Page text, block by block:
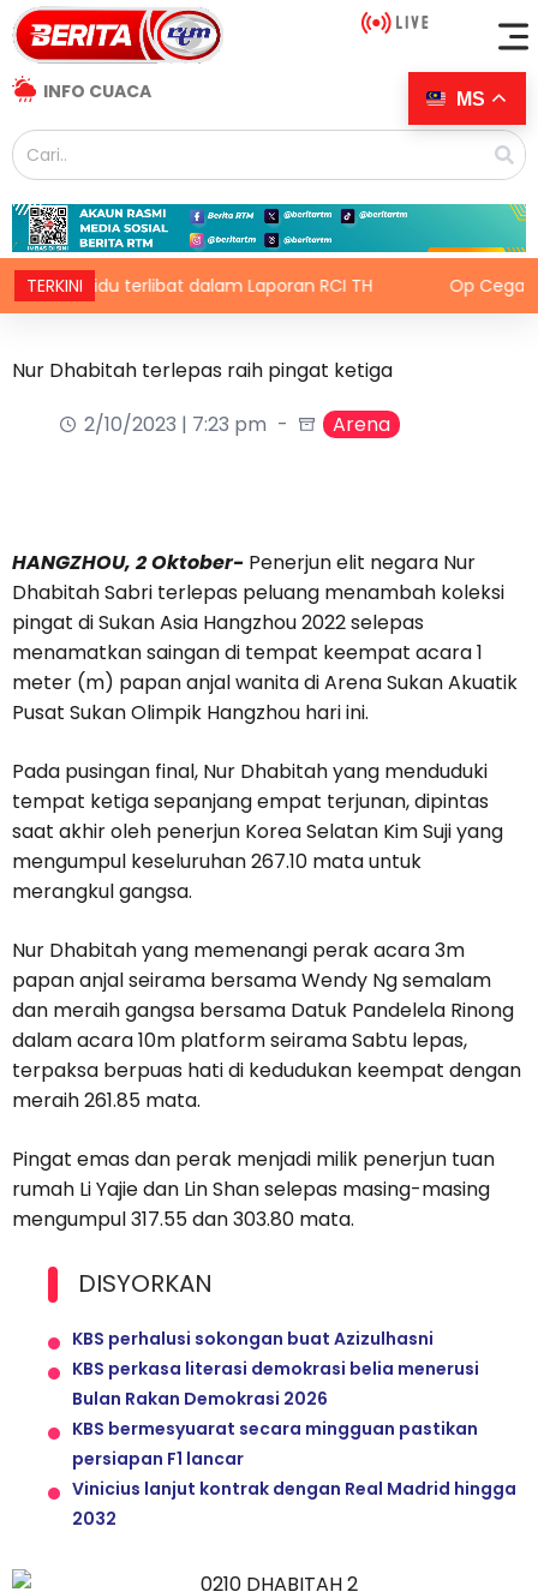
INFO CUACA
TERKINIterlibat dalam Laporan RCI TH Op Cegah
Nur Dhabitah terlepas raih pingat ketiga
2/10/2023 | 7:23 pm
Arena
HANGZHOU, 2 Oktober- Penerjun elit negara Nur
Dhabitah Sabri terlepas peluang menambah koleksi
pingat di Sukan Asia Hangzhou 2022 selepas
menamatkan saingan di tempat keempat acara 1
meter (m) papan anjal wanita di Arena Sukan Akuatik
Pusat Sukan Olimpik Hangzhou hari ini.
Pada pusingan final, Nur Dhabitah yang menduduki
tempat ketiga sepanjang empat terjunan, dipintas
saat akhir oleh penerjun Korea Selatan Kim Suji yang
mengumpul keseluruhan 267.10 mata untuk
merangkul gangsa.
Nur Dhabitah yang memenangi perak acara 3m
papan anjal seirama bersama Wendy Ng semalam
dan meraih gangsa bersama Datuk Pandelela Rinong
dalam acara 10m platform seirama Sabtu lepas,
terpaksa berpuas hati di kedudukan keempat dengan
meraih 261.85 mata.
Pingat emas dan perak menjadi milik penerjun tuan
rumah Li Yajie dan Lin Shan selepas masing-masing
mengumpul 317.55 dan 303.80 mata.
DISYORKAN
KBS perhalusi sokongan buat Azizulhasni
KBS perkasa literasi demokrasi belia menerusi
Bulan Rakan Demokrasi 2026
KBS bermesyuarat secara mingguan pastikan
persiapan F1 lancar
Vinicius lanjut kontrak dengan Real Madrid hingga
2032
MS